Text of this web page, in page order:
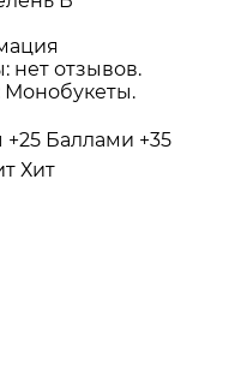
нет отзывов.
Монобукеты.
+25 Баллами +35
Хит